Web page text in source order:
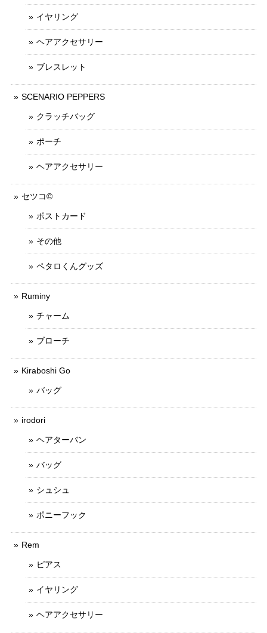
イヤリング
ヘアアクセサリー
ブレスレット
SCENARIO PEPPERS
クラッチバッグ
ポーチ
ヘアアクセサリー
セツコ©
ポストカード
その他
ペタロくんグッズ
Ruminy
チャーム
ブローチ
Kiraboshi Go
バッグ
irodori
ヘアターバン
バッグ
シュシュ
ポニーフック
Rem
ピアス
イヤリング
ヘアアクセサリー